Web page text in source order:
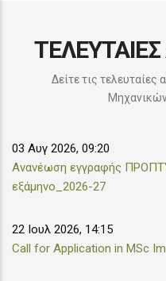
Δείτε τις
03 Αυγ 2026, 09:20
Aνανέωση εγγραφής
εξάμηνο_2026-27
22 Ιουλ 2026, 14:15
Call for Application in MSc